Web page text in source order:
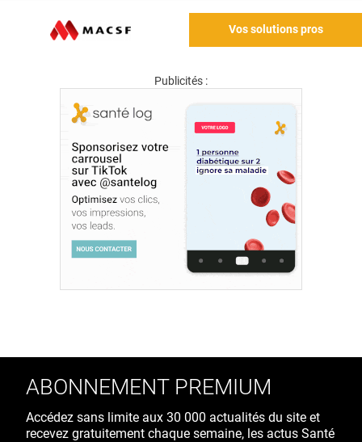
Vos solutions pros
Publicités :
ABONNEMENT PREMIUM
Accédez sans limite aux 30 000 actualités du site et
recevez gratuitement chaque semaine, les actus Santé